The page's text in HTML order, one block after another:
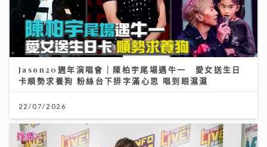
Jason20週年演唱會｜陳柏宇尾場遇牛一 愛女送生日
卡順勢求養狗 粉絲台下排字滿心思 唱到眼濕濕
22/07/2026